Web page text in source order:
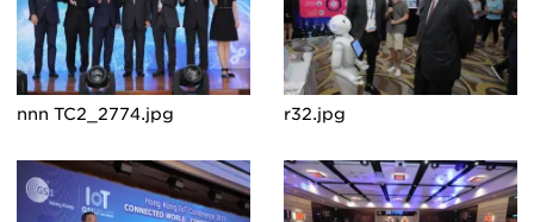
nnn TC2_2774.jpg r32.jpg